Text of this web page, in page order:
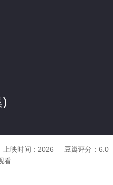
上映时间： 2026 豆瓣评分： 6.0
看